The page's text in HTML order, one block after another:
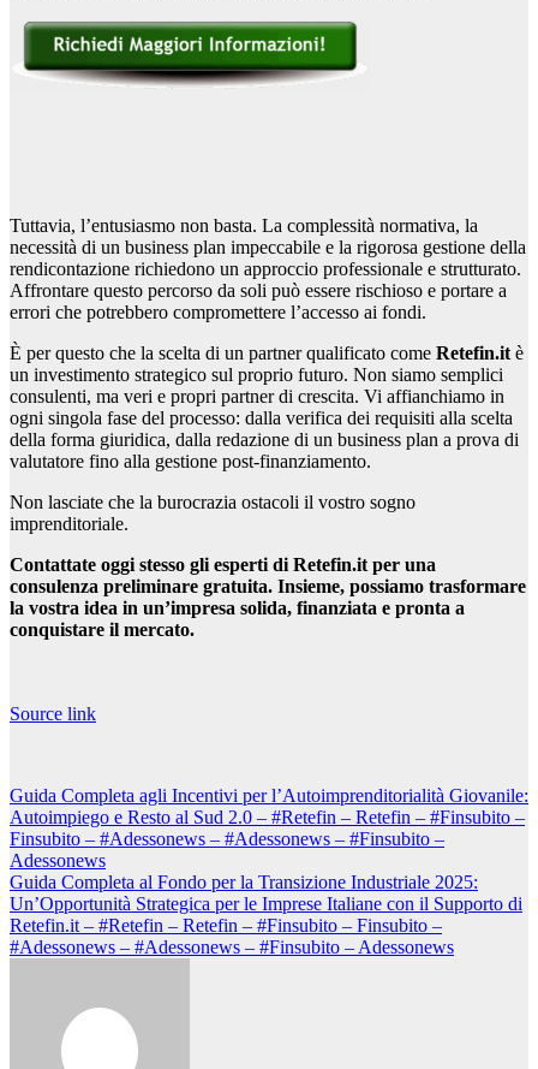
Tuttavia, l’entusiasmo non basta. La complessità normativa, la
necessità di un business plan impeccabile e la rigorosa gestione della
rendicontazione richiedono un approccio professionale e strutturato.
Affrontare questo percorso da soli può essere rischioso e portare a
errori che potrebbero compromettere l’accesso ai fondi.
È per questo che la scelta di un partner qualificato come Retefin.it è
un investimento strategico sul proprio futuro. Non siamo semplici
consulenti, ma veri e propri partner di crescita. Vi affianchiamo in
ogni singola fase del processo: dalla verifica dei requisiti alla scelta
della forma giuridica, dalla redazione di un business plan a prova di
valutatore fino alla gestione post-finanziamento.
Non lasciate che la burocrazia ostacoli il vostro sogno
imprenditoriale.
Contattate oggi stesso gli esperti di Retefin.it per una
consulenza preliminare gratuita. Insieme, possiamo trasformare
la vostra idea in un’impresa solida, finanziata e pronta a
conquistare il mercato.
articoli
Source link
Navigazione
articoli
Guida Completa agli Incentivi per l’Autoimprenditorialità Giovanile:
Autoimpiego e Resto al Sud 2.0 – #Retefin – Retefin – #Finsubito –
Finsubito – #Adessonews – #Adessonews – #Finsubito –
Adessonews
Guida Completa al Fondo per la Transizione Industriale 2025:
Un’Opportunità Strategica per le Imprese Italiane con il Supporto di
Retefin.it – #Retefin – Retefin – #Finsubito – Finsubito –
#Adessonews – #Adessonews – #Finsubito – Adessonews